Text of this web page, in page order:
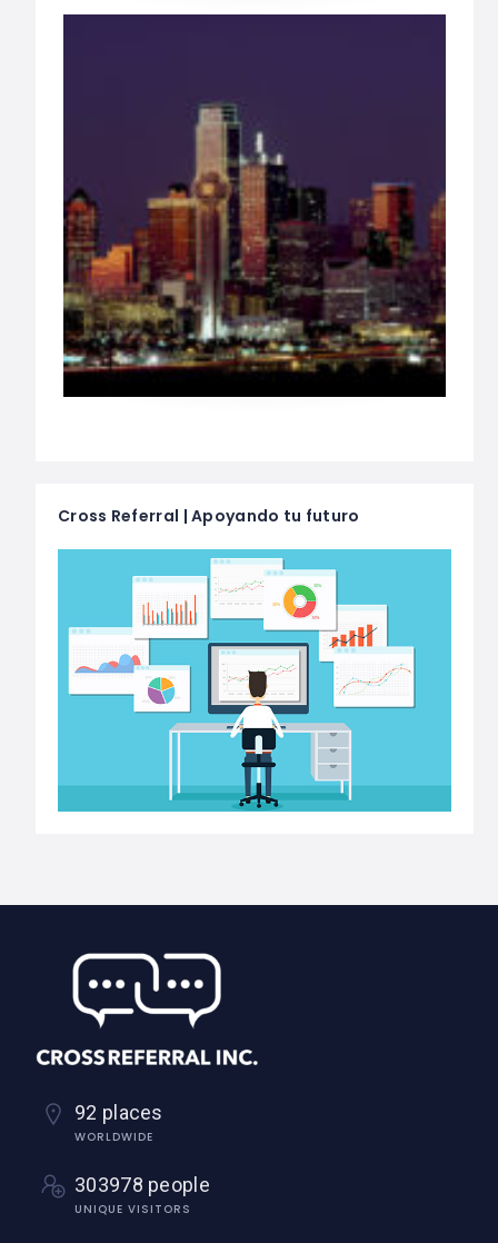
Cross Referral | Apoyando tu futuro
92 places
WORLDWIDE
303978 people
UNIQUE VISITORS